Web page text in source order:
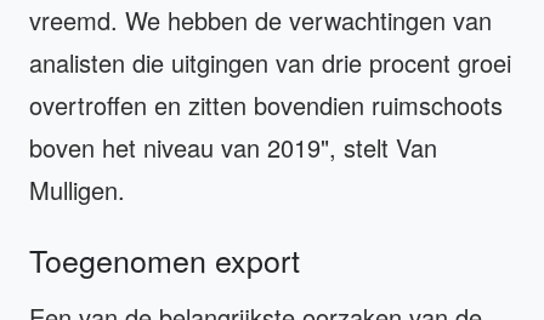
vreemd. We hebben de verwachtingen van
analisten die uitgingen van drie procent groei
overtroffen en zitten bovendien ruimschoots
boven het niveau van 2019", stelt Van
Mulligen.
Toegenomen export